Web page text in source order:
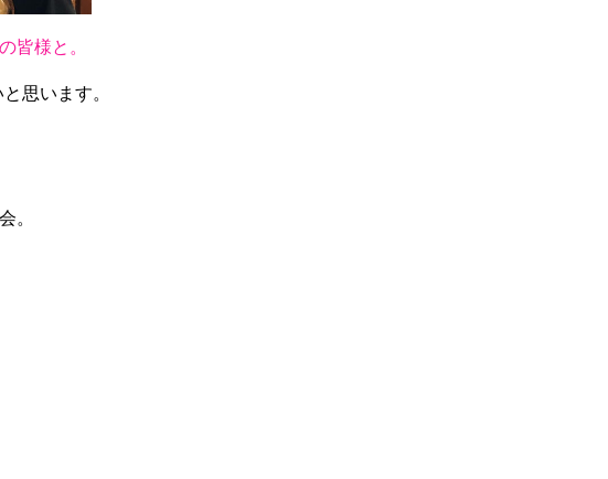
皆様と。
思います。
。